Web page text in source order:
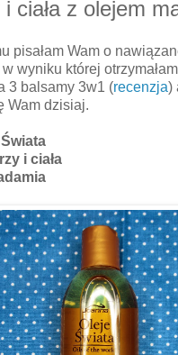
ciała z olejem
pisałam Wam o
wyniku której
3 balsamy 3w1 (recenzja)
Wam dzisiaj.
i ciała